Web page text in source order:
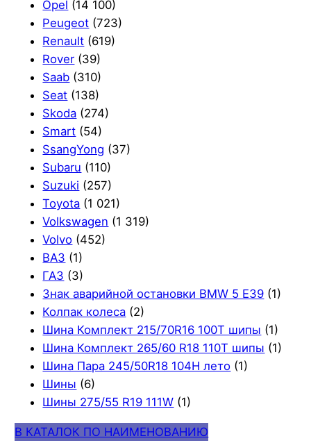
Opel (14 100)
Peugeot (723)
Renault (619)
Rover (39)
Saab (310)
Seat (138)
Skoda (274)
Smart (54)
SsangYong (37)
Subaru (110)
Suzuki (257)
Toyota (1 021)
Volkswagen (1 319)
Volvo (452)
ВАЗ (1)
ГАЗ (3)
Знак аварийной остановки BMW 5 E39 (1)
Колпак колеса (2)
Шина Комплект 215/70R16 100T шипы (1)
Шина Комплект 265/60 R18 110T шипы (1)
Шина Пара 245/50R18 104H лето (1)
Шины (6)
Шины 275/55 R19 111W (1)
В КАТАЛОК ПО НАИМЕНОВАНИЮ